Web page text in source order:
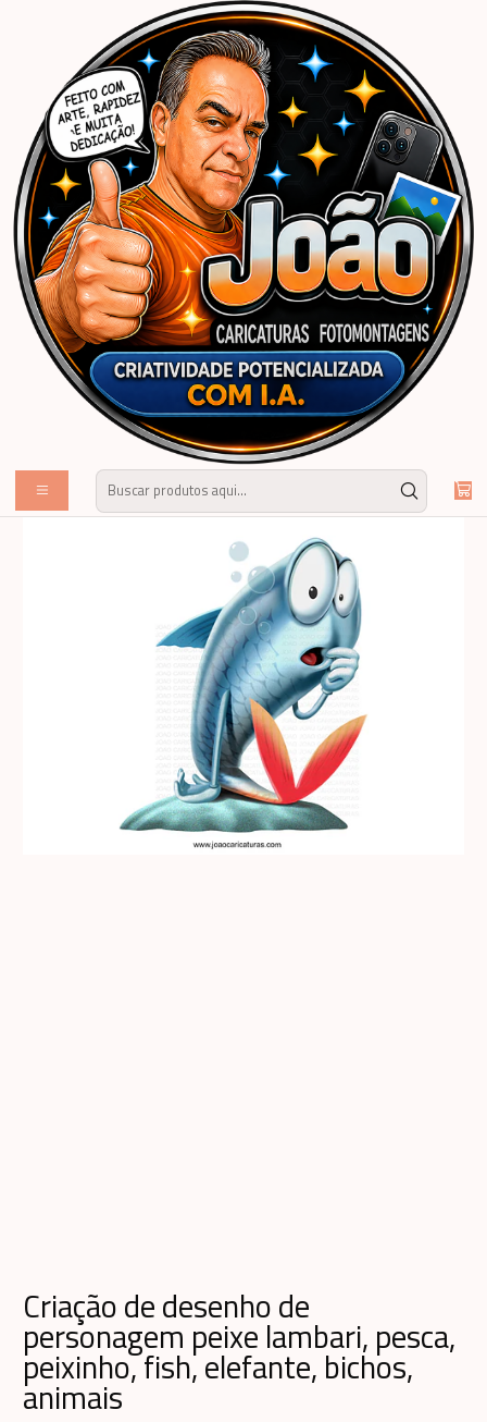
Caricaturas Personalizadas | João Caricaturas
Ilustrações Personalizadas Logos-identidade Visual-logomarcas
Criação de desenho de personagem peixe lambari, pesca, peixinho, fish,
elefante, bichos, animais
Criação de desenho de
personagem peixe lambari, pesca,
peixinho, fish, elefante, bichos,
animais